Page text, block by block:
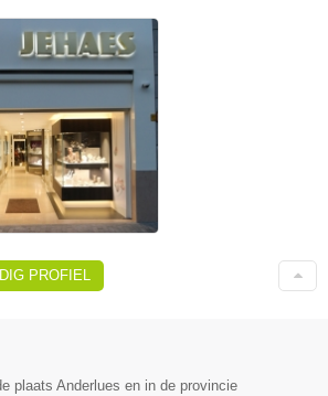
PROFIEL
plaats Anderlues en in de provincie